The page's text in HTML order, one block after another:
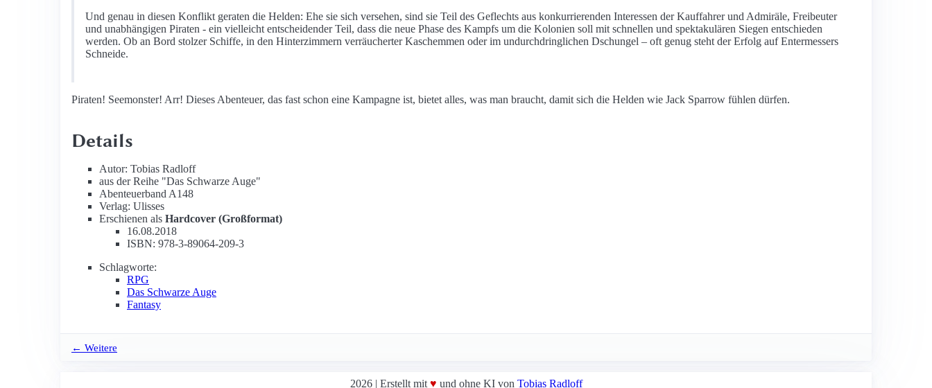
Piraten! Seemonster! Arr! Dieses Abenteuer, das fast schon eine Kampagne ist, bietet alles, was man braucht, damit sich die Helden wie Jack Sparrow fühlen dürfen.
Details
Autor: Tobias Radloff
aus der Reihe "Das Schwarze Auge"
Abenteuerband A148
Verlag: Ulisses
Erschienen als Hardcover (Großformat)
16.08.2018
ISBN: 978-3-89064-209-3
Schlagworte:
RPG
Das Schwarze Auge
Fantasy
Und genau in diesen Konflikt geraten die Helden: Ehe sie sich versehen, sind sie Teil des Geflechts aus konkurrierenden Interessen der Kauffahrer und Admiräle, Freibeuter
und unabhängigen Piraten - ein vielleicht entscheidender Teil, dass die neue Phase des Kampfs um die Kolonien soll mit schnellen und spektakulären Siegen entschieden
werden. Ob an Bord stolzer Schiffe, in den Hinterzimmern verräucherter Kaschemmen oder im undurchdringlichen Dschungel – oft genug steht der Erfolg auf Entermessers
Schneide.
← Weitere
2026 | Erstellt mit ♥ und ohne KI von Tobias Radloff